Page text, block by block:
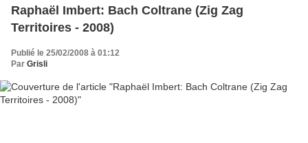
Raphaël Imbert: Bach Coltrane (Zig Zag
Territoires - 2008)
Publié le 25/02/2008 à 01:12
Par Grisli